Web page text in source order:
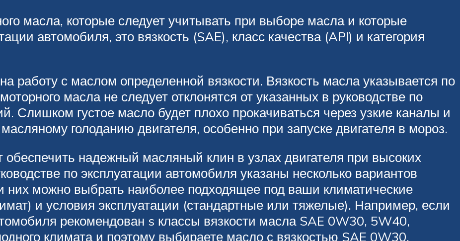
масла, которые следует учитывать при выборе масла и которые
автомобиля, это вязкость (SAE), класс качества (API) и категория
работу с маслом определенной вязкости. Вязкость масла указывается по
масла не следует отклонятся от указанных в руководстве по
Слишком густое масло будет плохо прокачиваться через узкие каналы и
голоданию двигателя, особенно при запуске двигателя в мороз.
надежный масляный клин в узлах двигателя при высоких
по эксплуатации автомобиля указаны несколько вариантов
них можно выбрать наиболее подходящее под ваши климатические
и условия эксплуатации (стандартные или тяжелые). Например, если
рекомендован s классы вязкости масла SAE 0W30, 5W40,
климата и поэтому выбираете масло с вязкостью SAE 0W30.